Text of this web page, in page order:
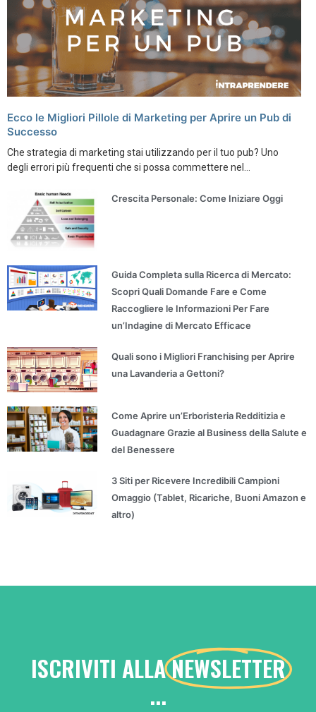
Ecco le Migliori Pillole di Marketing per Aprire un Pub di
Successo
Che strategia di marketing stai utilizzando per il tuo pub? Uno
degli errori più frequenti che si possa commettere nel...
Crescita Personale: Come Iniziare Oggi
Guida Completa sulla Ricerca di Mercato:
Scopri Quali Domande Fare e Come
Raccogliere le Informazioni Per Fare
un’Indagine di Mercato Efficace
Quali sono i Migliori Franchising per Aprire
una Lavanderia a Gettoni?
Come Aprire un’Erboristeria Redditizia e
Guadagnare Grazie al Business della Salute e
del Benessere
3 Siti per Ricevere Incredibili Campioni
Omaggio (Tablet, Ricariche, Buoni Amazon e
altro)
ISCRIVITI ALLANEWSLETTER
...